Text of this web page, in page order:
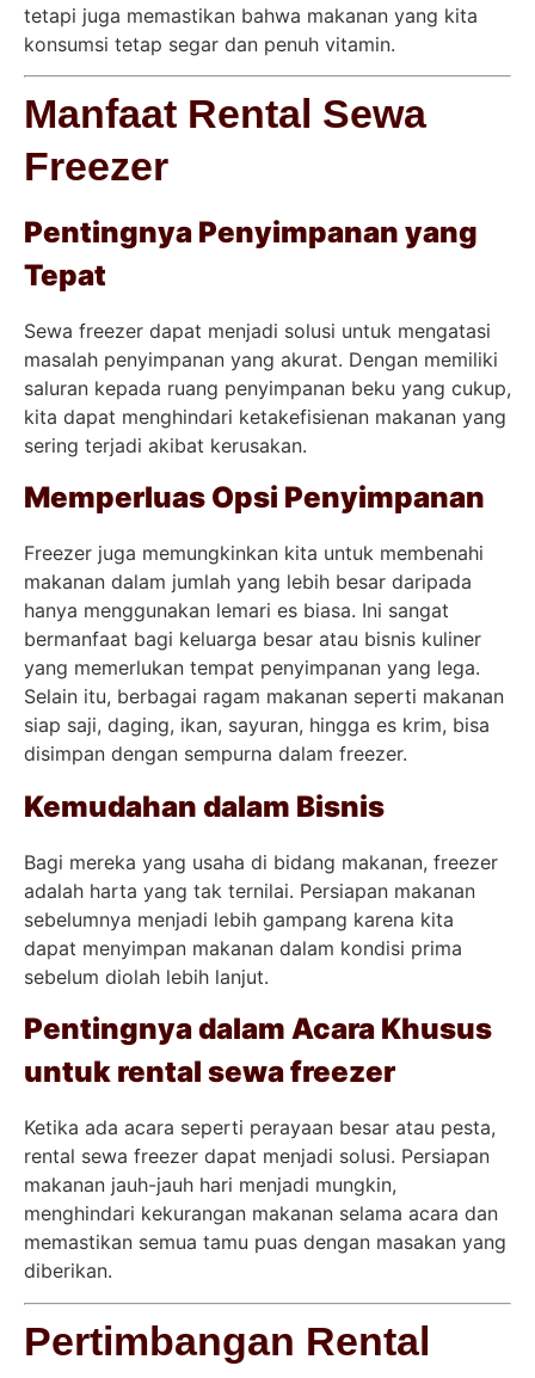
tetapi juga memastikan bahwa makanan yang kita
konsumsi tetap segar dan penuh vitamin.
Manfaat Rental Sewa
Freezer
Pentingnya Penyimpanan yang
Tepat
Sewa freezer dapat menjadi solusi untuk mengatasi
masalah penyimpanan yang akurat. Dengan memiliki
saluran kepada ruang penyimpanan beku yang cukup,
kita dapat menghindari ketakefisienan makanan yang
sering terjadi akibat kerusakan.
Memperluas Opsi Penyimpanan
Freezer juga memungkinkan kita untuk membenahi
makanan dalam jumlah yang lebih besar daripada
hanya menggunakan lemari es biasa. Ini sangat
bermanfaat bagi keluarga besar atau bisnis kuliner
yang memerlukan tempat penyimpanan yang lega.
Selain itu, berbagai ragam makanan seperti makanan
siap saji, daging, ikan, sayuran, hingga es krim, bisa
disimpan dengan sempurna dalam freezer.
Kemudahan dalam Bisnis
Bagi mereka yang usaha di bidang makanan, freezer
adalah harta yang tak ternilai. Persiapan makanan
sebelumnya menjadi lebih gampang karena kita
dapat menyimpan makanan dalam kondisi prima
sebelum diolah lebih lanjut.
Pentingnya dalam Acara Khusus
untuk rental sewa freezer
Ketika ada acara seperti perayaan besar atau pesta,
rental sewa freezer dapat menjadi solusi. Persiapan
makanan jauh-jauh hari menjadi mungkin,
menghindari kekurangan makanan selama acara dan
memastikan semua tamu puas dengan masakan yang
diberikan.
Pertimbangan Rental